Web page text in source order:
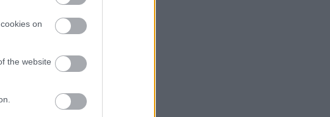
on
the website